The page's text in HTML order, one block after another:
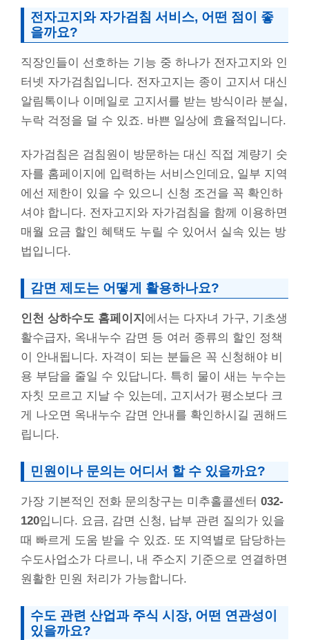
전자고지와 자가검침 서비스, 어떤 점이 좋
을까요?
직장인들이 선호하는 기능 중 하나가 전자고지와 인
터넷 자가검침입니다. 전자고지는 종이 고지서 대신
알림톡이나 이메일로 고지서를 받는 방식이라 분실,
누락 걱정을 덜 수 있죠. 바쁜 일상에 효율적입니다.
자가검침은 검침원이 방문하는 대신 직접 계량기 숫
자를 홈페이지에 입력하는 서비스인데요, 일부 지역
에선 제한이 있을 수 있으니 신청 조건을 꼭 확인하
셔야 합니다. 전자고지와 자가검침을 함께 이용하면
매월 요금 할인 혜택도 누릴 수 있어서 실속 있는 방
법입니다.
감면 제도는 어떻게 활용하나요?
인천 상하수도 홈페이지 에서는 다자녀 가구, 기초생
활수급자, 옥내누수 감면 등 여러 종류의 할인 정책
이 안내됩니다. 자격이 되는 분들은 꼭 신청해야 비
용 부담을 줄일 수 있답니다. 특히 물이 새는 누수는
자칫 모르고 지날 수 있는데, 고지서가 평소보다 크
게 나오면 옥내누수 감면 안내를 확인하시길 권해드
립니다.
민원이나 문의는 어디서 할 수 있을까요?
가장 기본적인 전화 문의창구는 미추홀콜센터 032-
120입니다. 요금, 감면 신청, 납부 관련 질의가 있을
때 빠르게 도움 받을 수 있죠. 또 지역별로 담당하는
수도사업소가 다르니, 내 주소지 기준으로 연결하면
원활한 민원 처리가 가능합니다.
수도 관련 산업과 주식 시장, 어떤 연관성이
있을까요?